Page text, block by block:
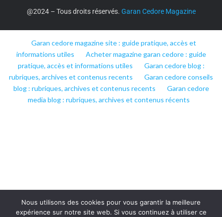
@2024 – Tous droits réservés. Garan Cedore Magazine
Garan cedore magazine site : guide pratique, accès et
informations utiles
Acheter magazine garan cedore : guide
pratique, accès et informations utiles
Garan cedore blog :
rubriques, archives et contenus recents
Garan cedore conseils
blog : rubriques, archives et contenus recents
Garan cedore
media blog : rubriques, archives et contenus récents
Nous utilisons des cookies pour vous garantir la meilleure
expérience sur notre site web. Si vous continuez à utiliser ce